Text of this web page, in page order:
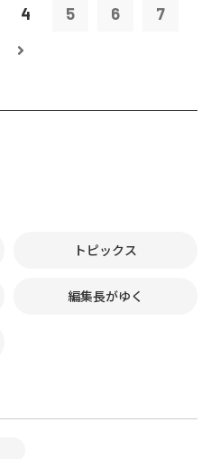
4 5 6 7
トピックス
編集長がゆく